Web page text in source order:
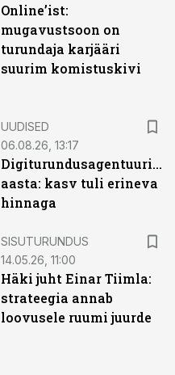
Online’ist:
mugavustsoon on
turundaja karjääri
suurim komistuskivi
UUDISED
06.08.26, 13:17
Digiturundusagentuuride
aasta: kasv tuli erineva
hinnaga
SISUTURUNDUS
14.05.26, 11:00
Häki juht Einar Tiimla:
strateegia annab
loovusele ruumi juurde